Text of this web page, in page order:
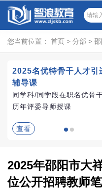
您当前位置： 首页 > 分部 > 邵
2025名优特骨干人才引
辅导课
同学科/同学段在职名优骨干
历年评委导师授课
查看
2025年邵阳市大
位公开招聘教师